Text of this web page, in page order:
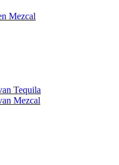
Mezcal
Tequila
Mezcal